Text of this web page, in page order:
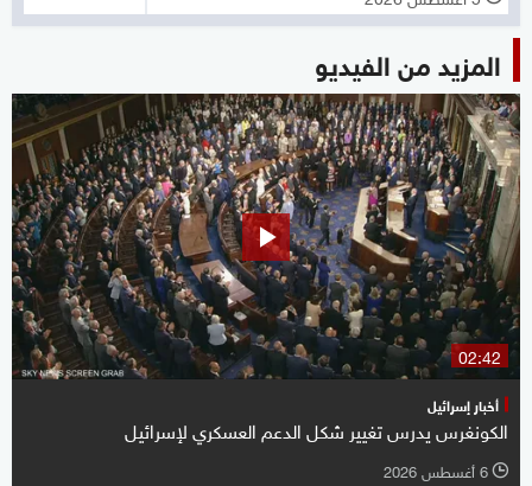
المزيد من الفيديو
02:42
أخبار إسرائيل
الكونغرس يدرس تغيير شكل الدعم العسكري لإسرائيل
l 6 أغسطس 2026